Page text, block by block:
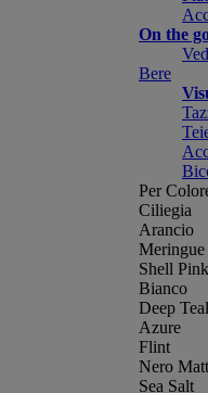
On the
Bere
Per
Ciliegia
Arancio
Meringue
Shell Pink
Bianco
Deep Teal
Azure
Flint
Nero Matt
Sea Salt